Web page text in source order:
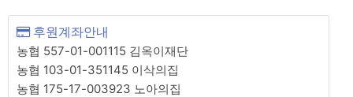
후원계좌안내
농협 557-01-001115 김옥이재단
농협 103-01-351145 이삭의집
농협 175-17-003923 노아의집